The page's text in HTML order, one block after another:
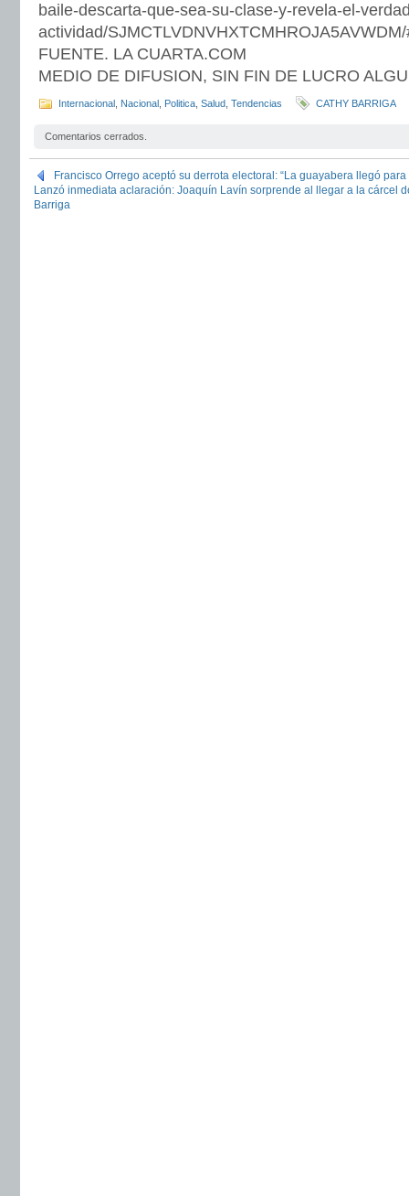
baile-descarta-que-sea-su-clase-y-revela-el-
actividad/
FUENTE. LA CUARTA.COM
MEDIO DE DIFUSION, SIN FIN DE LUCRO
Internacional Nacional Politica Salud Tendencias CATHY BARRIGA
Comentarios cerrados.
Francisco Orrego aceptó su derrota electoral: “La guayabera llegó para
Lanzó inmediata aclaración: Joaquín Lavín sorprende al llegar a la cárcel
Barriga